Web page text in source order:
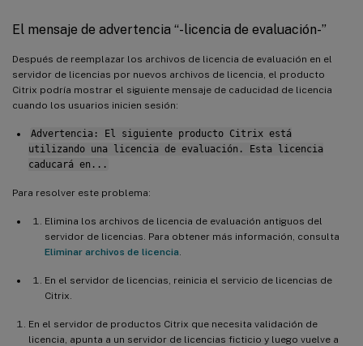
El mensaje de advertencia “-licencia de evaluación-”
Después de reemplazar los archivos de licencia de evaluación en el
servidor de licencias por nuevos archivos de licencia, el producto
Citrix podría mostrar el siguiente mensaje de caducidad de licencia
cuando los usuarios inicien sesión:
Advertencia: El siguiente producto Citrix está
utilizando una licencia de evaluación. Esta licencia
caducará en...
Para resolver este problema:
Elimina los archivos de licencia de evaluación antiguos del
servidor de licencias. Para obtener más información, consulta
Eliminar archivos de licencia
En el servidor de licencias, reinicia el servicio de licencias de
Citrix.
En el servidor de productos Citrix que necesita validación de
licencia, apunta a un servidor de licencias ficticio y luego vuelve a